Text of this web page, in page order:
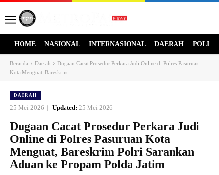
HOME NASIONAL INTERNASIONAL DAERAH
Beranda Daerah
Dugaan Cacat Prosedur Perkara Judi Online di Polres Pasuruan
Kota Menguat, Bareskrim...
DAERAH
25 Mei 2026 Updated: 25 Mei 2026
Dugaan Cacat Prosedur Perkara Judi
Online di Polres Pasuruan Kota
Menguat, Bareskrim Polri Sarankan
Aduan ke Propam Polda Jatim